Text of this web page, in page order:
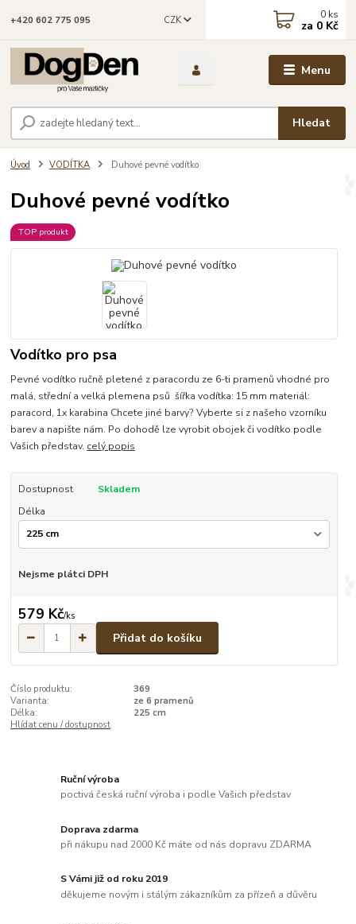
Menu
CZK
Hledat
+420 602 775 095 0 ks
za 0 Kč
Úvod VODÍTKA Duhové pevné vodítko
Duhové pevné vodítko
TOP produkt
Vodítko pro psa
Pevné vodítko ručně pletené z paracordu ze 6-ti pramenů vhodné pro
malá, střední a velká plemena psů šířka vodítka: 15 mm materiál:
paracord, 1x karabina Chcete jiné barvy? Vyberte si z našeho vzorníku
barev a napište nám. Po dohodě lze vyrobit obojek či vodítko podle
Vašich představ. celý popis
Dostupnost
Skladem
Délka
Nejsme plátci DPH
579 Kč/ks
Přidat do košíku
Číslo produktu:
369
Varianta:
ze 6 pramenů
Délka:
225 cm
Hlídat cenu / dostupnost
Ruční výroba
poctivá česká ruční výroba i podle Vašich představ
Doprava zdarma
při nákupu nad 2000 Kč máte od nás dopravu ZDARMA
S Vámi již od roku 2019
děkujeme novým i stálým zákazníkům za přízeň a důvěru